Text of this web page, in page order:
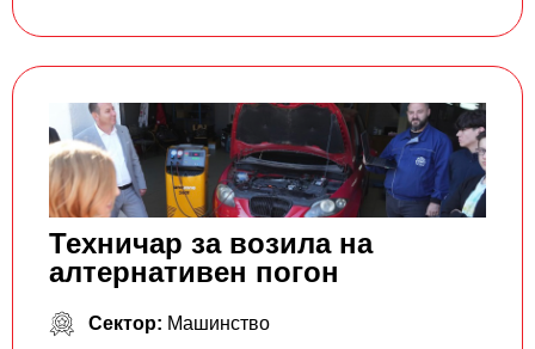
Техничар за возила на
алтернативен погон
Сектор: Машинство